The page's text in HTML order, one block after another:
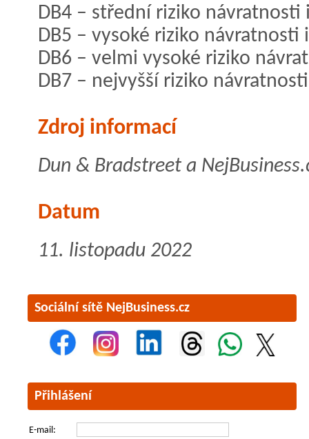
DB4 – střední riziko návratnosti
DB5 – vysoké riziko návratnosti
DB6 – velmi vysoké riziko
DB7 – nejvyšší riziko
Zdroj informací
Dun & Bradstreet a
Datum
11. listopadu 2022
Sociální sítě NejBusiness.cz
Přihlášení
E-mail: